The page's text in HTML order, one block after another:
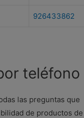
926433862
teléfono
las preguntas que
de productos de